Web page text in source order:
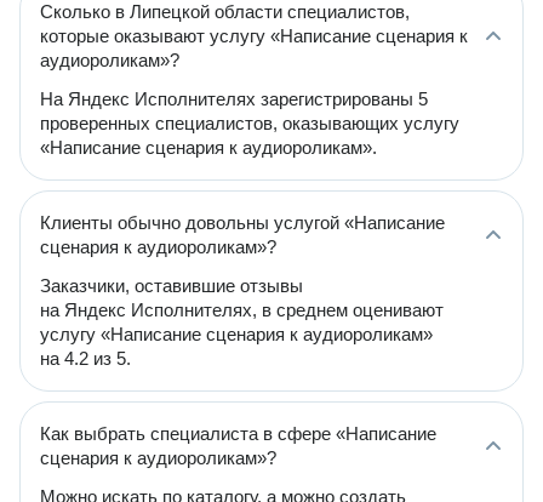
Сколько в Липецкой области специалистов,
которые оказывают услугу «Написание сценария к
аудиороликам»?
На Яндекс Исполнителях зарегистрированы 5
проверенных специалистов, оказывающих услугу
«Написание сценария к аудиороликам».
Клиенты обычно довольны услугой «Написание
сценария к аудиороликам»?
Заказчики, оставившие отзывы
на Яндекс Исполнителях, в среднем оценивают
услугу «Написание сценария к аудиороликам»
на 4.2 из 5.
Как выбрать специалиста в сфере «Написание
сценария к аудиороликам»?
Можно искать по каталогу, а можно создать